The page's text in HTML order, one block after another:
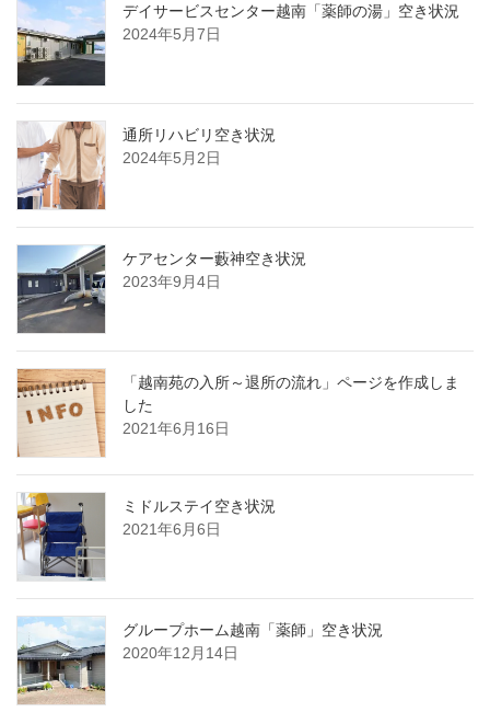
デイサービスセンター越南「薬師の湯」空き状況
2024年5月7日
通所リハビリ空き状況
2024年5月2日
ケアセンター藪神空き状況
2023年9月4日
「越南苑の入所～退所の流れ」ページを作成しま
した
2021年6月16日
ミドルステイ空き状況
2021年6月6日
グループホーム越南「薬師」空き状況
2020年12月14日